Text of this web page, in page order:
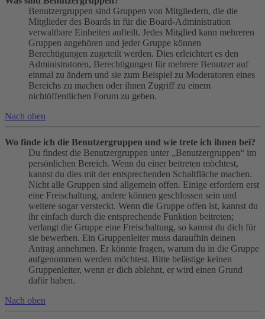
Benutzergruppen sind Gruppen von Mitgliedern, die die
Mitglieder des Boards in für die Board-Administration
verwaltbare Einheiten aufteilt. Jedes Mitglied kann mehreren
Gruppen angehören und jeder Gruppe können
Berechtigungen zugeteilt werden. Dies erleichtert es den
Administratoren, Berechtigungen für mehrere Benutzer auf
einmal zu ändern und sie zum Beispiel zu Moderatoren eines
Bereichs zu machen oder ihnen Zugriff zu einem
nichtöffentlichen Forum zu geben.
Nach oben
Wo finde ich die Benutzergruppen und wie trete ich ihnen bei?
Du findest die Benutzergruppen unter „Benutzergruppen“ im
persönlichen Bereich. Wenn du einer beitreten möchtest,
kannst du dies mit der entsprechenden Schaltfläche machen.
Nicht alle Gruppen sind allgemein offen. Einige erfordern erst
eine Freischaltung, andere können geschlossen sein und
weitere sogar versteckt. Wenn die Gruppe offen ist, kannst du
ihr einfach durch die entsprechende Funktion beitreten;
verlangt die Gruppe eine Freischaltung, so kannst du dich für
sie bewerben. Ein Gruppenleiter muss daraufhin deinen
Antrag annehmen. Er könnte fragen, warum du in die Gruppe
aufgenommen werden möchtest. Bitte belästige keinen
Gruppenleiter, wenn er dich ablehnt, er wird einen Grund
dafür haben.
Nach oben